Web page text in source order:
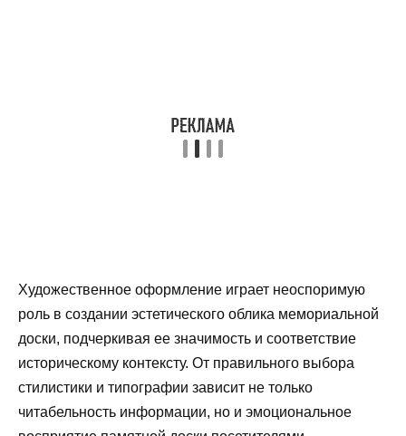
Художественное оформление играет неоспоримую
роль в создании эстетического облика мемориальной
доски, подчеркивая ее значимость и соответствие
историческому контексту. От правильного выбора
стилистики и типографии зависит не только
читабельность информации, но и эмоциональное